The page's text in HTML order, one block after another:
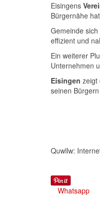
Eisingens
Bürgernähe
Gemeinde
effizient und
Ein weiterer
Unternehmen
Eisingen zeigt
seinen
Quwllw:
Whatsapp